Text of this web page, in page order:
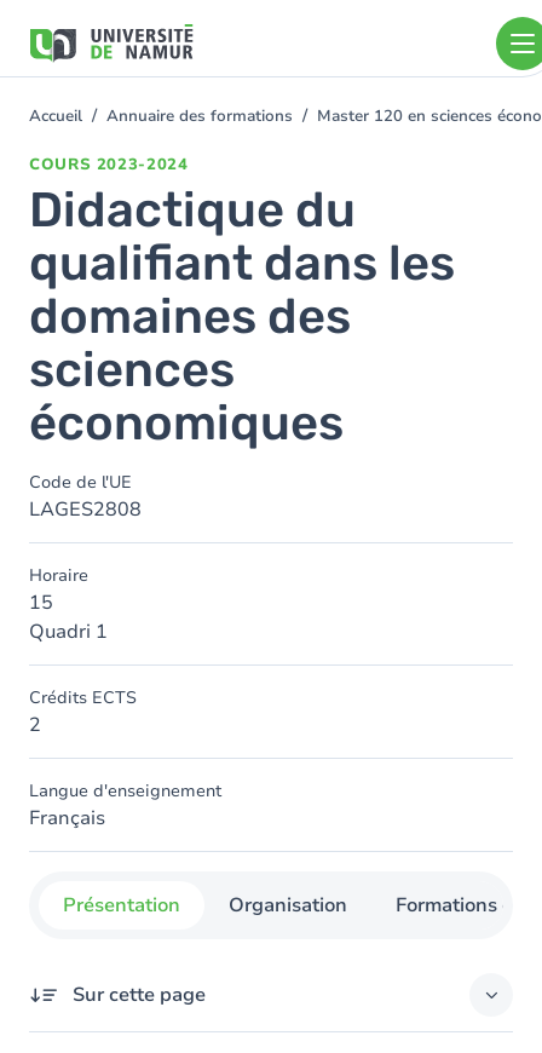
contenu
You
Accueil Annuaire des formations Master 120 en sciences
COURS 2023-2024
Didactique du
qualifiant dans les
domaines des
sciences
économiques
Code de l'UE
LAGES2808
Horaire
15
Quadri 1
Crédits ECTS
2
Langue d'enseignement
Français
Présentation Organisation Formations
Sur cette page